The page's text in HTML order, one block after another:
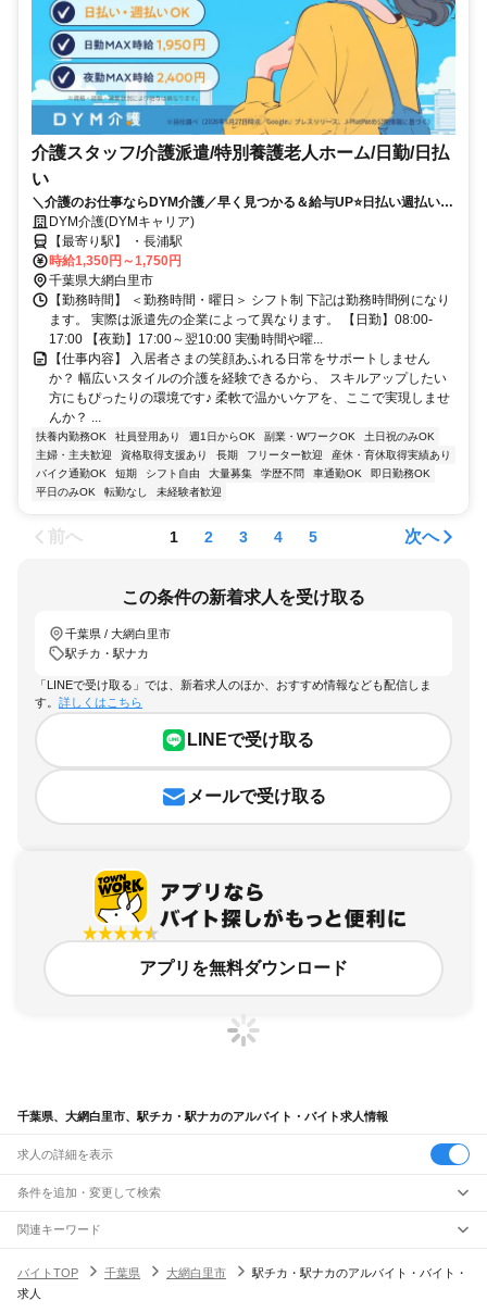
介護スタッフ/介護派遣/特別養護老人ホーム/日勤/日払
い
＼介護のお仕事ならDYM介護／早く見つかる＆給与UP⭐️日払い週払い
OK⭐️希望シフトで無理なく働ける✨
DYM介護(DYMキャリア)
【最寄り駅】 ・長浦駅
時給1,350円～1,750円
千葉県大網白里市
【勤務時間】 ＜勤務時間・曜日＞ シフト制 下記は勤務時間例になり
ます。 実際は派遣先の企業によって異なります。 【日勤】08:00-
17:00 【夜勤】17:00～翌10:00 実働時間や曜...
【仕事内容】 入居者さまの笑顔あふれる日常をサポートしません
か？ 幅広いスタイルの介護を経験できるから、 スキルアップしたい
方にもぴったりの環境です♪ 柔軟で温かいケアを、ここで実現しませ
んか？ ...
扶養内勤務OK 社員登用あり 週1日からOK 副業・WワークOK
土日祝のみOK
主婦・主夫歓迎
資格取得支援あり 長期 フリーター歓迎
産休・育休取得実績あり
バイク通勤OK
短期 シフト自由 大量募集 学歴不問 車通勤OK
即日勤務OK
平日のみOK
転勤なし 未経験者歓迎
前へ 1 2 3 4 5 次へ
この条件の新着求人を受け取る
千葉県 / 大網白里市
駅チカ・駅ナカ
「LINEで受け取る」では、新着求人のほか、おすすめ情報なども配信しま
す。 詳しくはこちら
LINEで受け取る
メールで受け取る
アプリを無料ダウンロード
千葉県、大網白里市、駅チカ・駅ナカのアルバイト・バイト求人情報
求人の詳細を表示
条件を追加・変更して検索
市区町村を追加・変更
千葉県すべて
駅を追加・変更
職種を追加・変更
関連キーワード
千葉県 駅チカ・駅ナカ なべや千葉県大網白里市
バイトTOP 千葉県 大網白里市
駅チカ・駅ナカのアルバイト・バイト・
求人